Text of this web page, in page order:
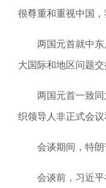
很尊重和重视中国，
两国元首就中
大国际和地区问题交
两国元首一致
织领导人非正式会议
会谈期间，特朗
会谈前，习近